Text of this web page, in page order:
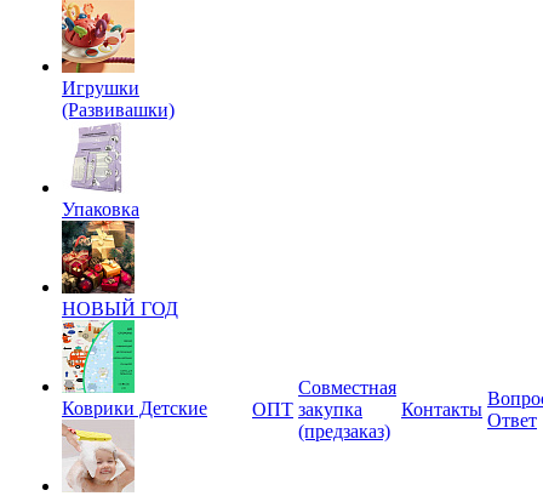
Игрушки
(Развивашки)
Упаковка
НОВЫЙ ГОД
Коврики Детские ОПТ
Совместная
закупка
(предзаказ)
Контакты
Ответ